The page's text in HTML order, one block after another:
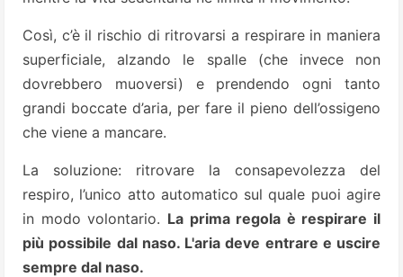
Così, c’è il rischio di ritrovarsi a respirare in maniera
superficiale, alzando le spalle (che invece non
dovrebbero muoversi) e prendendo ogni tanto
grandi boccate d’aria, per fare il pieno dell’ossigeno
che viene a mancare.
La soluzione: ritrovare la consapevolezza del
respiro, l’unico atto automatico sul quale puoi agire
in modo volontario. La prima regola è respirare il
più possibile dal naso. L'aria deve entrare e uscire
sempre dal naso.